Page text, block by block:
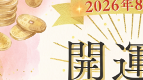
＊
我慢できるのは、あなたが優し
拠です。あとは少しだけ、自分
「8」が並ぶことから縁起の良い
いますが、暦の上では寅の日に
先勝で、一般的に
に過ごすのが良いという考え方